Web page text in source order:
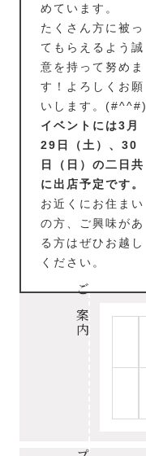
めています。
たくさん方に被っ
てもらえるよう誠
意を持って努めま
す！よろしくお願
いします。(#^^#)
イベントには3月
29日（土）、30
日（日）の二日共
に出店予定です。
お近くにお住まい
の方、ご興味があ
る方はぜひお越し
ください。
ご案内